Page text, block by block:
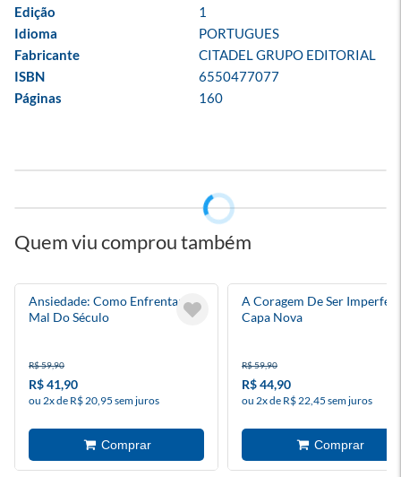
Edição
1
Idioma
PORTUGUES
Fabricante
CITADEL GRUPO EDITORIAL
ISBN
6550477077
Páginas
160
Quem viu comprou também
Ansiedade: Como Enfrentar O
Mal Do Século
R$ 59,90
R$ 41,90
ou 2x de R$ 20,95 sem juros
A Coragem De Ser
Capa Nova
R$ 59,90
R$ 44,90
ou 2x de R$ 22,45 sem juros